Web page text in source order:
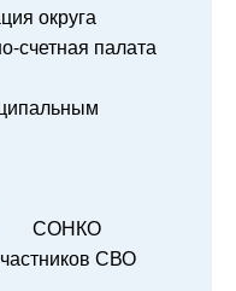
округа
счетная палата
СОНКО
СВО